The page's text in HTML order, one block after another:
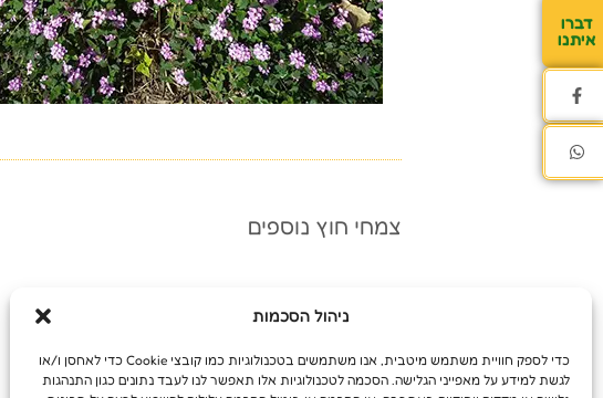
ניהול הסכמות
כדי לספק חוויית משתמש מיטבית, אנו משתמשים בטכנולוגיות כמו קובצי Cookie כדי לאחסן ו/או
לגשת למידע על מאפייני הגלישה. הסכמה לטכנולוגיות אלו תאפשר לנו לעבד נתונים כגון התנהגות
צמחי חוץ נוספים
דברו
איתנו